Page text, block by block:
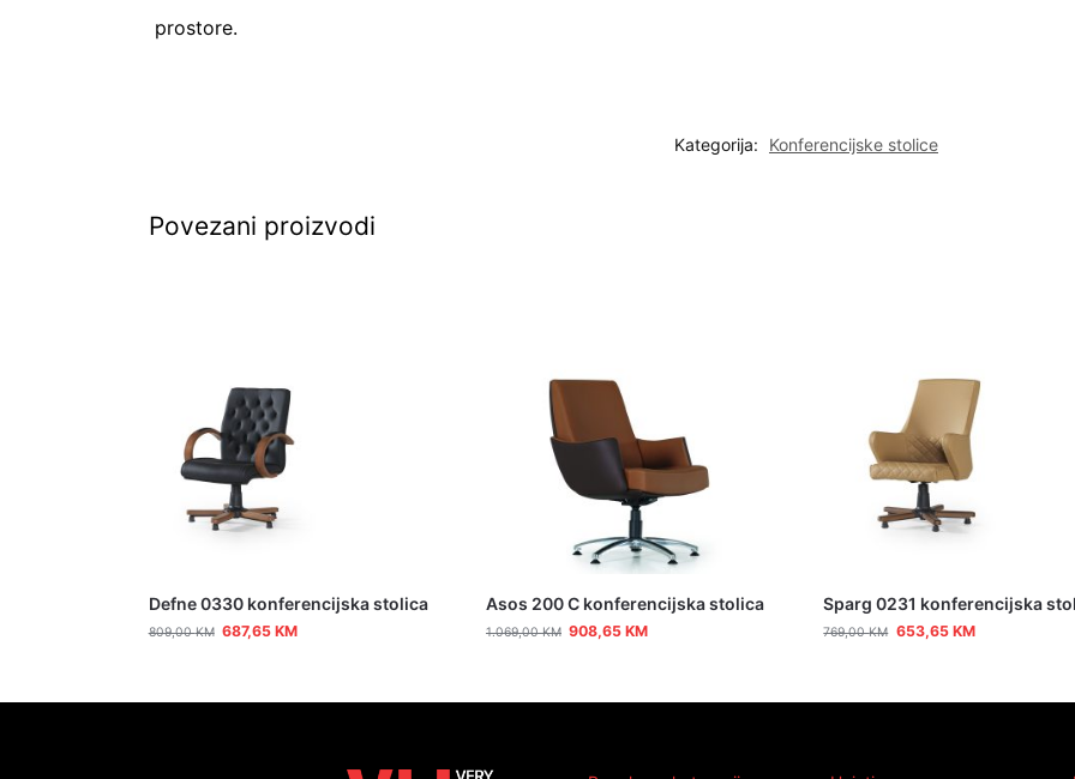
prostore.
Kategorija: Konferencijske stolice
Povezani proizvodi
Defne 0330 konferencijska stolica
809,00KM 687,65KM
Asos 200 C konferencijska stolica
1.069,00KM 908,65KM
Sparg 0231 konferencijska
769,00KM 653,65 KM